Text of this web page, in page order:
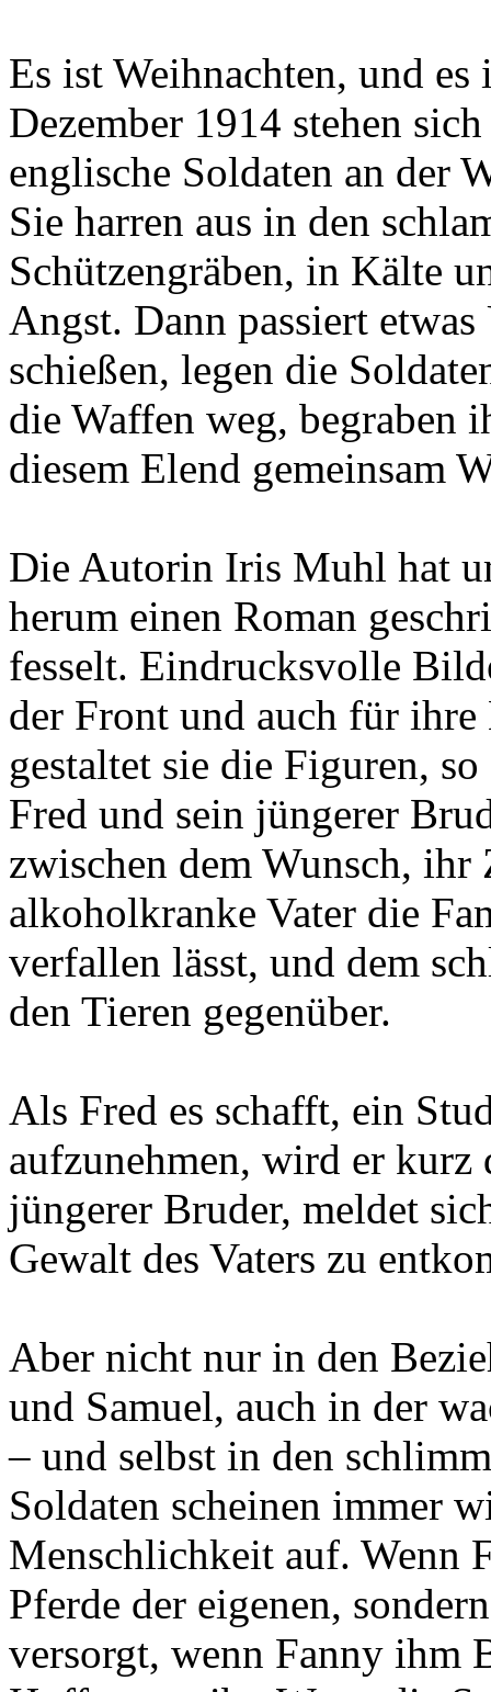
Es ist Weihnachten, und
Dezember 1914 stehen
englische Soldaten an der
Sie harren aus in den
Schützengräben, in Kälte
Angst. Dann passiert
schießen, legen die
die Waffen weg, begraben
diesem Elend gemeinsam
Die Autorin Iris Muhl hat
herum einen Roman
fesselt. Eindrucksvolle
der Front und auch für
gestaltet sie die Figuren,
Fred und sein jüngerer
zwischen dem Wunsch, ihr
alkoholkranke Vater die
verfallen lässt, und dem
den Tieren gegenüber.
Als Fred es schafft, ein
aufzunehmen, wird er kurz
jüngerer Bruder, meldet
Gewalt des Vaters zu
Aber nicht nur in den
und Samuel, auch in der
– und selbst in den
Soldaten scheinen immer
Menschlichkeit auf. Wenn
Pferde der eigenen,
versorgt, wenn Fanny ihm